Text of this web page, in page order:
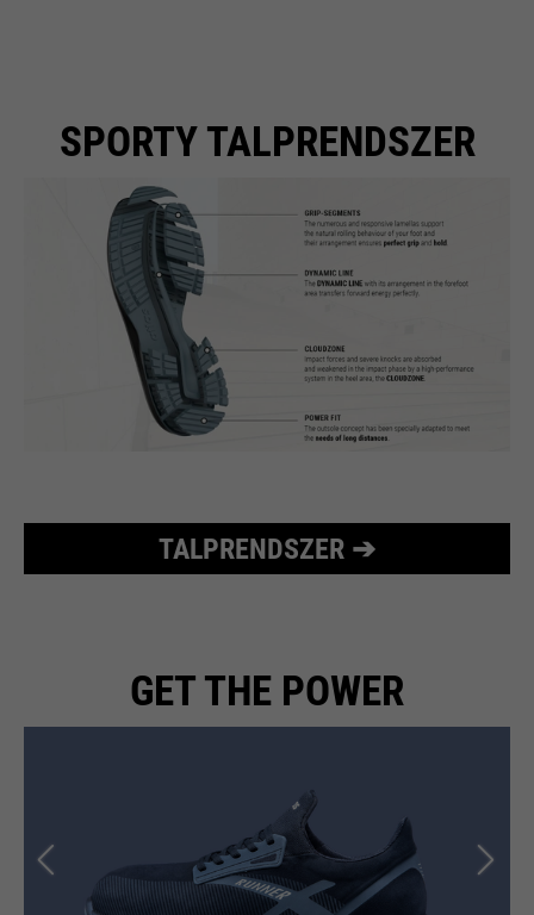
SPORTY TALPRENDSZER
TALPRENDSZER ➔
GET THE POWER